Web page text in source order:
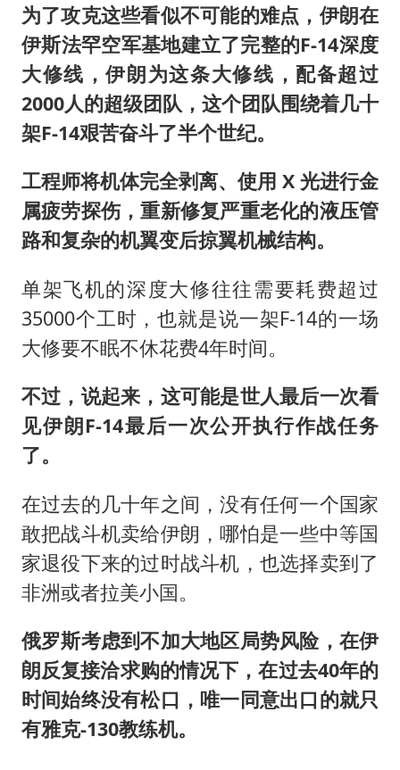
为了攻克这些看似不可能的难点，伊朗在
伊斯法罕空军基地建立了完整的F-14深度
大修线，伊朗为这条大修线，配备超过
2000人的超级团队，这个团队围绕着几十
架F-14艰苦奋斗了半个世纪。
工程师将机体完全剥离、使用 X 光进行金
属疲劳探伤，重新修复严重老化的液压管
路和复杂的机翼变后掠翼机械结构。
单架飞机的深度大修往往需要耗费超过
35000个工时，也就是说一架F-14的一场
大修要不眠不休花费4年时间。
不过，说起来，这可能是世人最后一次看
见伊朗F-14最后一次公开执行作战任务
了。
在过去的几十年之间，没有任何一个国家
敢把战斗机卖给伊朗，哪怕是一些中等国
家退役下来的过时战斗机，也选择卖到了
非洲或者拉美小国。
俄罗斯考虑到不加大地区局势风险，在伊
朗反复接洽求购的情况下，在过去40年的
时间始终没有松口，唯一同意出口的就只
有雅克-130教练机。